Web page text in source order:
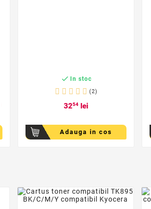
 In stoc
(2)
3254 lei
Adauga in cos
favorite_border